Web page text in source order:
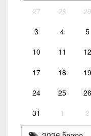
27 28 29
3 4 5
10 11 12
17 18 19
24 25 26
31 1 2